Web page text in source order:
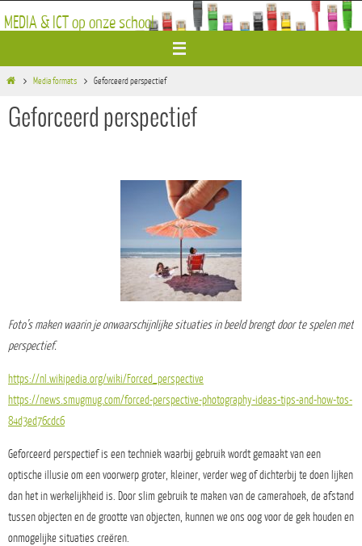
naar
MEDIA & ICT op onze school
HomeMedia formats Geforceerd perspectief
Geforceerd perspectief
Foto’s maken waarin je onwaarschijnlijke situaties in beeld brengt door te spelen met
perspectief.
https://nl.wikipedia.org/wiki/Forced_perspective
https://news.smugmug.com/forced-perspective-photography-ideas-tips-and-how-tos-
84d3ed76cdc6
Geforceerd perspectief is een techniek waarbij gebruik wordt gemaakt van een
optische illusie om een voorwerp groter, kleiner, verder weg of dichterbij te doen lijken
dan het in werkelijkheid is. Door slim gebruik te maken van de camerahoek, de afstand
tussen objecten en de grootte van objecten, kunnen we ons oog voor de gek houden en
onmogelijke situaties creëren.